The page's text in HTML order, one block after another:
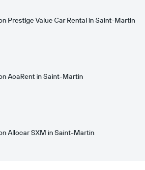
Prestige Value Car Rental in Saint-Martin
AcaRent in Saint-Martin
Allocar SXM in Saint-Martin